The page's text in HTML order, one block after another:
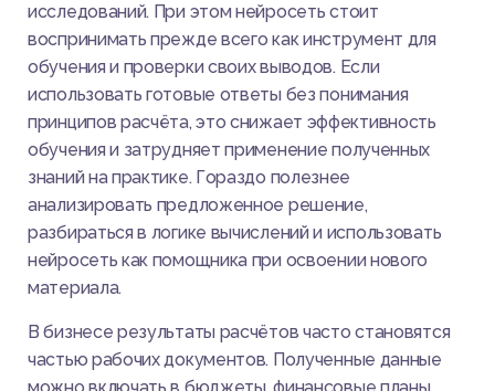
исследований. При этом нейросеть стоит
воспринимать прежде всего как инструмент для
обучения и проверки своих выводов. Если
использовать готовые ответы без понимания
принципов расчёта, это снижает эффективность
обучения и затрудняет применение полученных
знаний на практике. Гораздо полезнее
анализировать предложенное решение,
разбираться в логике вычислений и использовать
нейросеть как помощника при освоении нового
материала.
В бизнесе результаты расчётов часто становятся
частью рабочих документов. Полученные данные